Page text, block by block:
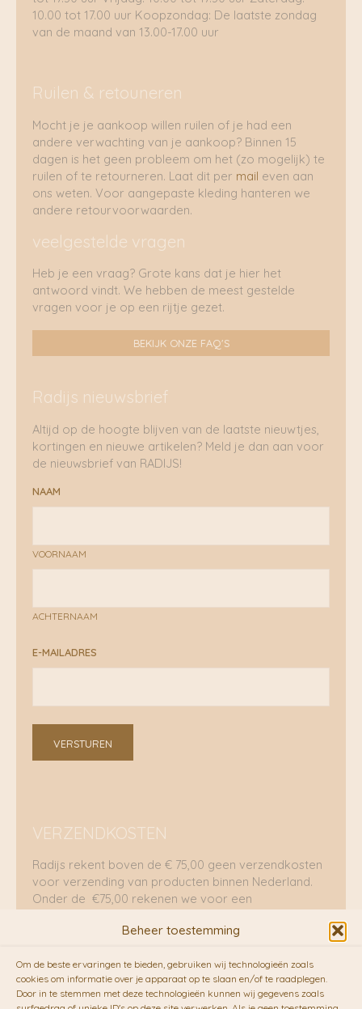
Beheer toestemming
Om de beste ervaringen te bieden, gebruiken wij technologieën zoals
cookies om informatie over je apparaat op te slaan en/of te raadplegen.
Door in te stemmen met deze technologieën kunnen wij gegevens zoals
10.00 tot 17.00 uur Koopzondag: De laatste zondag
van de maand van 13.00-17.00 uur
Ruilen & retouneren
Mocht je je aankoop willen ruilen of je had een
andere verwachting van je aankoop? Binnen 15
dagen is het geen probleem om het (zo mogelijk) te
ruilen of te retourneren. Laat dit per mail even aan
ons weten. Voor aangepaste kleding hanteren we
andere retourvoorwaarden.
veelgestelde vragen
Heb je een vraag? Grote kans dat je hier het
antwoord vindt. We hebben de meest gestelde
vragen voor je op een rijtje gezet.
BEKIJK ONZE FAQ'S
Radijs nieuwsbrief
Altijd op de hoogte blijven van de laatste nieuwtjes,
kortingen en nieuwe artikelen? Meld je dan aan voor
de nieuwsbrief van RADIJS!
NAAM
VOORNAAM
ACHTERNAAM
E-MAILADRES
VERSTUREN
VERZENDKOSTEN
Radijs rekent boven de € 75,00 geen verzendkosten
voor verzending van producten binnen Nederland.
Onder de €75,00 rekenen we voor een
RADIJS werkt samen met de duurzame bezorgdienst
vanFietskoeriers.nl. Pakketten (mits voorradig) voor